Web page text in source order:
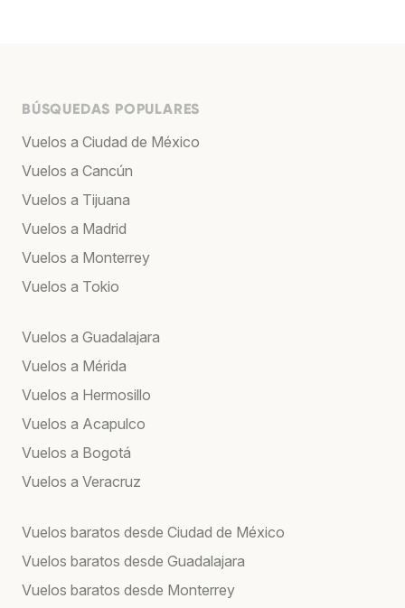
BÚSQUEDAS POPULARES
Vuelos a Ciudad de México
Vuelos a Cancún
Vuelos a Tijuana
Vuelos a Madrid
Vuelos a Monterrey
Vuelos a Tokio
Vuelos a Guadalajara
Vuelos a Mérida
Vuelos a Hermosillo
Vuelos a Acapulco
Vuelos a Bogotá
Vuelos a Veracruz
Vuelos baratos desde Ciudad de México
Vuelos baratos desde Guadalajara
Vuelos baratos desde Monterrey